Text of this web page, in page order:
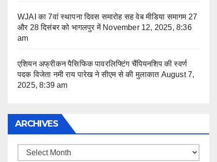
WJAI का 7वां स्थापना दिवस समारोह सह वेब मीडिया समागम 27
और 28 दिसंबर को भागलपुर में November 12, 2025, 8:36
am
एशियन अफ्रीकन पैसिफिक पावरलिफ्टिंग चैंपियनशिप की स्वर्ण
पदक विजेता नमी राय पारेख ने सीएम से की मुलाकात August 7,
2025, 8:39 am
ARCHIVES
Archives